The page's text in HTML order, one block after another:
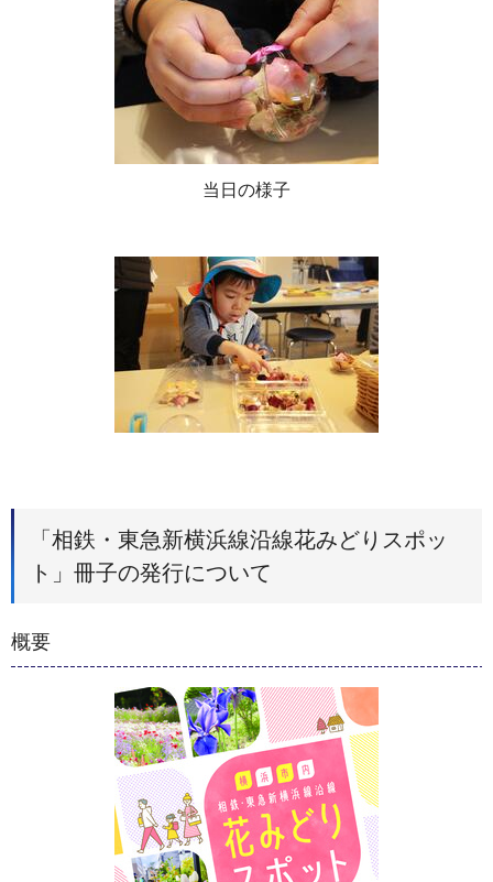
当日の様子
「相鉄・東急新横浜線沿線花みどりスポッ
ト」冊子の発行について
概要